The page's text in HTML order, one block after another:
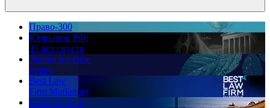
Право-300
Юррынок РФ:
35 лет спустя
Экологическое
право
Best Law
Firm Marketing
ПМЮФ 2026